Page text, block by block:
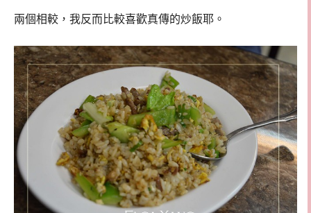
兩個相較，我反而比較喜歡真傳的炒飯耶。